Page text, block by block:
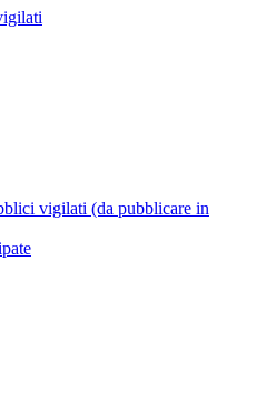
vigilati (da pubblicare in